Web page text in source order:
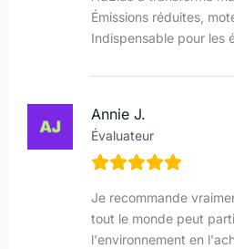
Émissions réduites,
Indispensable pour les
Annie J.
Évaluateur
Je recommande
tout le monde peut
l'environnement en